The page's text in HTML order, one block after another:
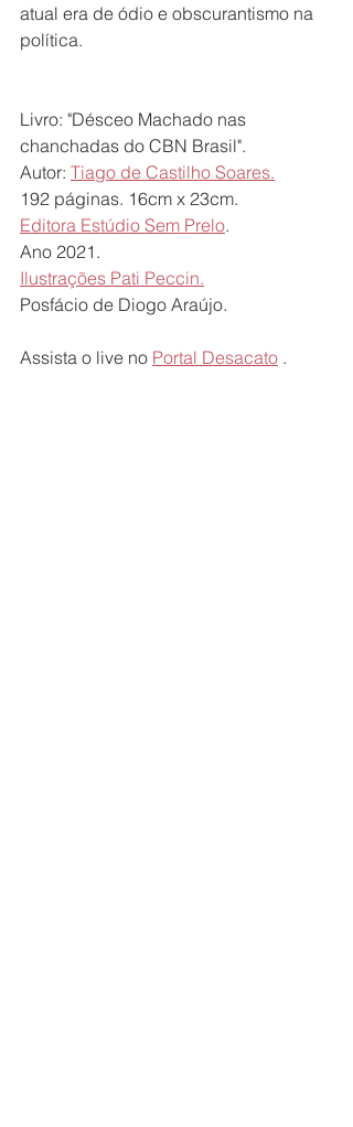
atual era de ódio e obscurantismo na
política.
Livro: "Désceo Machado nas
chanchadas do CBN Brasil".
Autor: Tiago de Castilho Soares.
192 páginas. 16cm x 23cm.
Editora Estúdio Sem Prelo.
Ano 2021.
Ilustrações Pati Peccin.
Posfácio de Diogo Araújo.
Assista o live no Portal Desacato .